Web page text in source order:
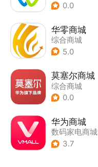
0.0
华零商城
综合商城
5.0
莫塞尔商城
综合商城
0.0
华为商城
数码家电商城
3.7